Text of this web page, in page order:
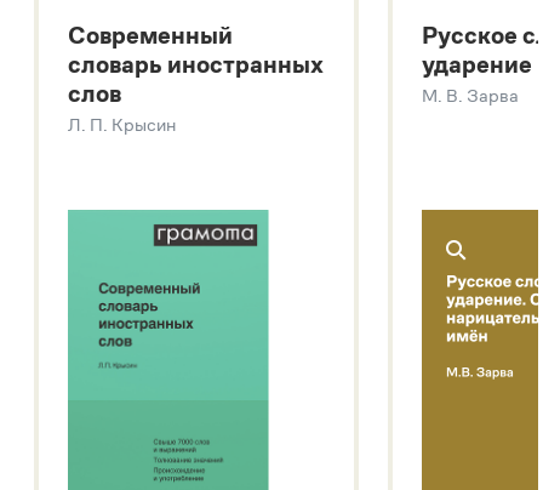
Большой толковый словарь русских глаголов
Современный словарь иностранных слов
Звук – технология синтеза платформы
SaluteSpeech
Современный
словарь иностранных
слов
Л. П. Крысин
Русское
ударение
М. В. Зарва